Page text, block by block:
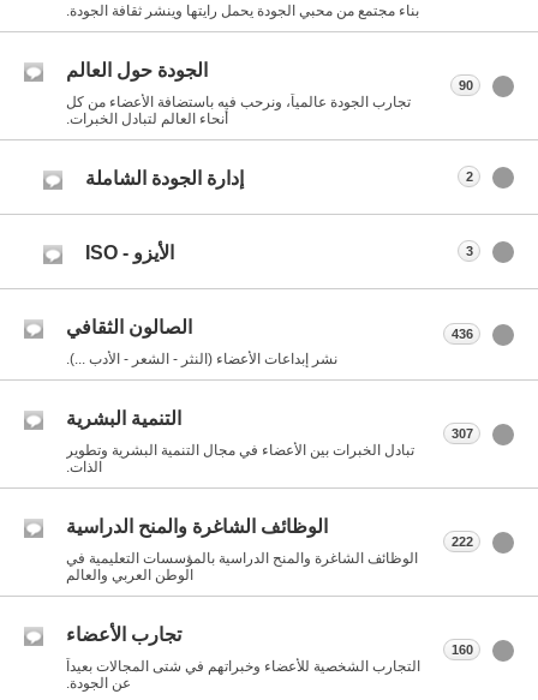
بناء مجتمع من محبي الجودة يحمل رايتها وينشر ثقافة الجودة.
الجودة حول العالم
تجارب الجودة عالمياً، ونرحب فيه باستضافة الأعضاء من كل
أنحاء العالم لتبادل الخبرات.
90
إدارة الجودة الشاملة 2
الأيزو - ISO 3
الصالون الثقافي
نشر إبداعات الأعضاء (النثر - الشعر - الأدب ...).
436
التنمية البشرية
تبادل الخبرات بين الأعضاء في مجال التنمية البشرية وتطوير
الذات.
307
الوظائف الشاغرة والمنح الدراسية
الوظائف الشاغرة والمنح الدراسية بالمؤسسات التعليمية في
الوطن العربي والعالم
222
تجارب الأعضاء
التجارب الشخصية للأعضاء وخبراتهم في شتى المجالات بعيداً
عن الجودة.
160